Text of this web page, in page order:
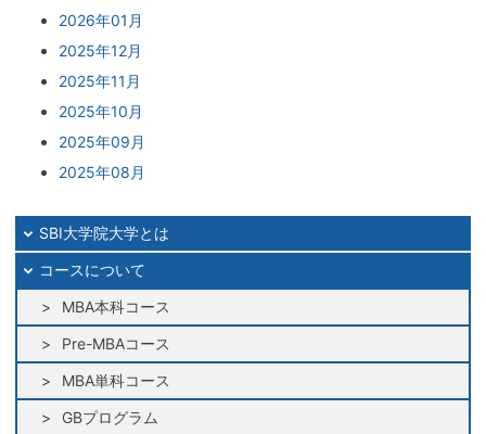
2026年01月
2025年12月
2025年11月
2025年10月
2025年09月
2025年08月
2025年06月
2025年05月
2025年04月
2025年03月
2025年02月
2025年01月
2024年12月
SBI大学院大学とは
コースについて
MBA本科コース
Pre-MBAコース
MBA単科コース
GBプログラム